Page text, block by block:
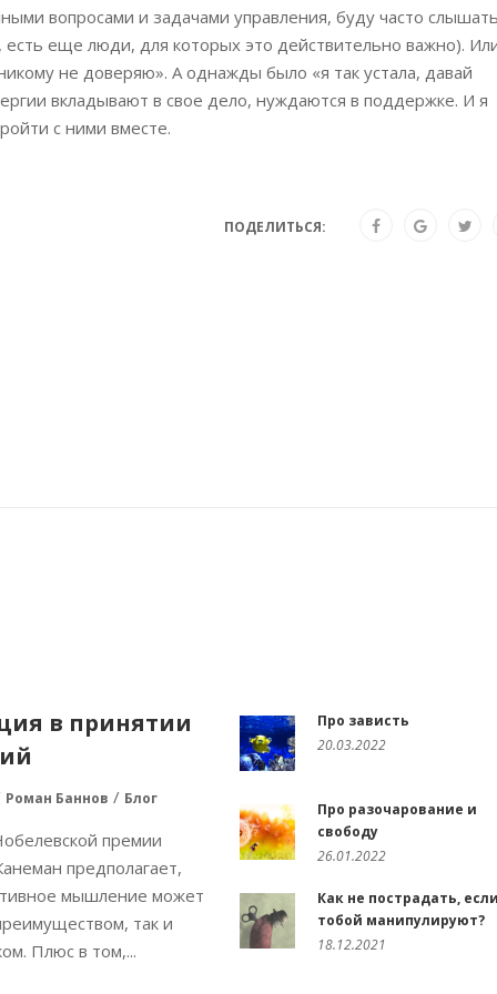
вопросами и задачами управления, буду часто
есть еще люди, для которых это действительно важно).
не доверяю». А однажды было «я так устала, давай
вкладывают в свое дело, нуждаются в поддержке. И я
с ними вместе.
ПОДЕЛИТЬСЯ:
в принятии
Роман Баннов Блог
премии
предполагает,
мышление может
так и
Плюс в том,...
Про зависть
20.03.2022
Про разочарование и
свободу
26.01.2022
Как не пострадать,
тобой манипулируют?
18.12.2021